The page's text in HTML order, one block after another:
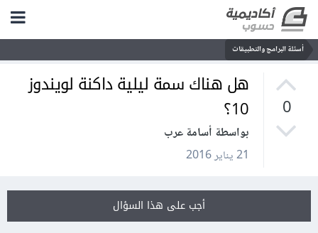
أسئلة البرامج والتطبيقات
0
هل هناك سمة ليلية داكنة لويندوز
10؟
بواسطة أسامة عرب
21 يناير 2016
أجب على هذا السؤال